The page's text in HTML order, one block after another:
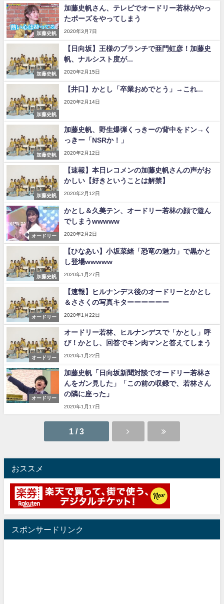
をピックアップ / 日向坂46卒業後初共演！佐々木久美さん、師匠オードリー若
林さんと再会した結果･･･【激レアさんを連れてきた。】
欅坂46/日向坂46まとめのまとめ / 『anan』の表紙の櫻坂46さん、多様性
の時代だと話題に
欅坂46/日向坂46まとめのまとめ / 日向坂46より重大発表！！！！
日向坂46まとめのまとめ / 【朗報】増田三莉音さんの生足
wwwwwwwwwwww
日向坂46まとめのまとめ / 筒井あやめ、アレをチラリ。こういう偶然の方
が官能的だよな？
日向坂46まとめのまとめ / 【日向坂46】富田鈴花1st写真集の先行カット、
これも素晴らしい
日向坂46まとめのまとめ / 【日向坂46】五期生着ぐるみ生写真も！ 富田鈴
花考案グッズ＆生写真5種が公開される
日向坂46まとめのまとめ / これから彼氏と行為する直前の賀喜遥香、やば
アイドル – ぷぅアンテナ / 「乃木坂46ののぎおび⊿」北野日奈子が生配
信！【2022.3.22 17:15〜 SHOWROOM】
アイドル – ぷぅアンテナ / 2022年3月22日（火）のメディア情報
アイドル – ぷぅアンテナ / 【乃木坂46】井上和の『なぎおはぎ』って こん
ぺいとう×いちごみるく×マヨラー星人 と同じと考えてよろしいですか？
アイドル – ぷぅアンテナ / 【乃木坂46】日村勇紀 gif職人が切り抜いた名シ
ーン.gif
ふぇどみ！ / 【悲報】呪術廻戦、視聴率5.1%
ふぇどみ！ / 【画像】スポ－ツキャスターお姉さん・ハメまくりだったｗｗ
ｗｗｗｗｗｗｗｗｗｗ
ふぇどみ！ / 【悲報】母「裕福な過程が高学歴になるとか大嘘。教育に金を
かけまくったうちの息子が団地住みの貧乏に学歴で負けた」
Powered by livedoor 相互RSS
加藤史帆
加藤史帆さん、テレビでオードリー若林がやっ
たポーズをやってしまう
2020年3月7日
加藤史帆
【日向坂】王様のブランチで亜門虹彦！加藤史
帆、ナルシスト度が...
2020年2月15日
加藤史帆
【井口】かとし「卒業おめでとう」→これ...
2020年2月14日
加藤史帆
加藤史帆、野生爆弾くっきーの背中をドン→く
っきー「NSRか！」
2020年2月12日
加藤史帆
【速報】本日レコメンの加藤史帆さんの声がお
かしい【好きということは解禁】
2020年2月12日
オードリー
かとし＆久美テン、オードリー若林の顔で遊ん
でしまうwwwww
2020年2月2日
加藤史帆
【ひなあい】小坂菜緒「恐竜の魅力」で黒かと
し登場wwwww
2020年1月27日
オードリー
【速報】ヒルナンデス後のオードリーとかとし
＆ささくの写真キターーーーーー
2020年1月22日
オードリー
オードリー若林、ヒルナンデスで「かとし」呼
び！かとし、回答でキン肉マンと答えてしまう
2020年1月22日
オードリー
加藤史帆「日向坂新聞対談でオードリー若林さ
んをガン見した」「この前の収録で、若林さん
の隣に座った」
2020年1月17日
1 / 3
おススメ
スポンサードリンク